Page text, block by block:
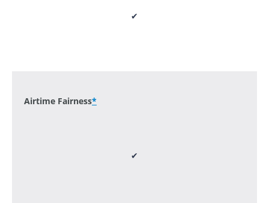
✔
Airtime Fairness*
✔